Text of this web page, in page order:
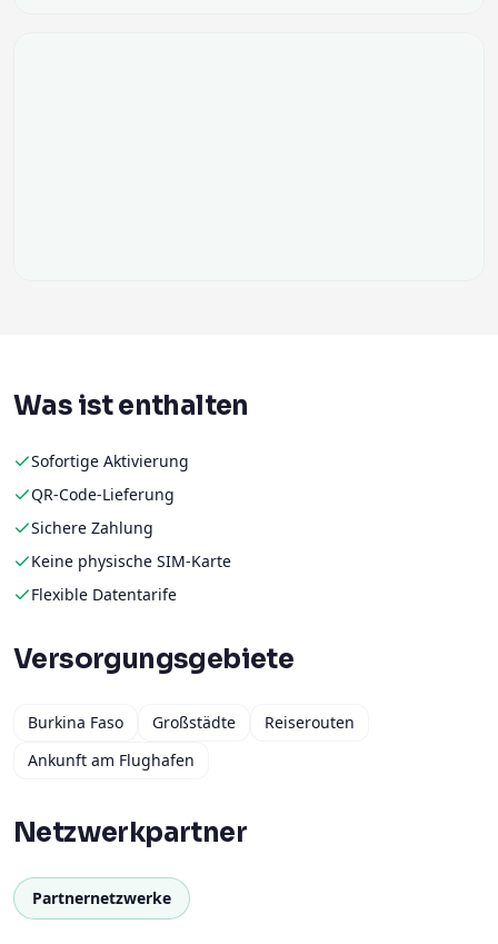
Was ist enthalten
Sofortige Aktivierung
QR-Code-Lieferung
Sichere Zahlung
Keine physische SIM-Karte
Flexible Datentarife
Versorgungsgebiete
Burkina Faso Großstädte
Reiserouten
Ankunft am Flughafen
Netzwerkpartner
Partnernetzwerke